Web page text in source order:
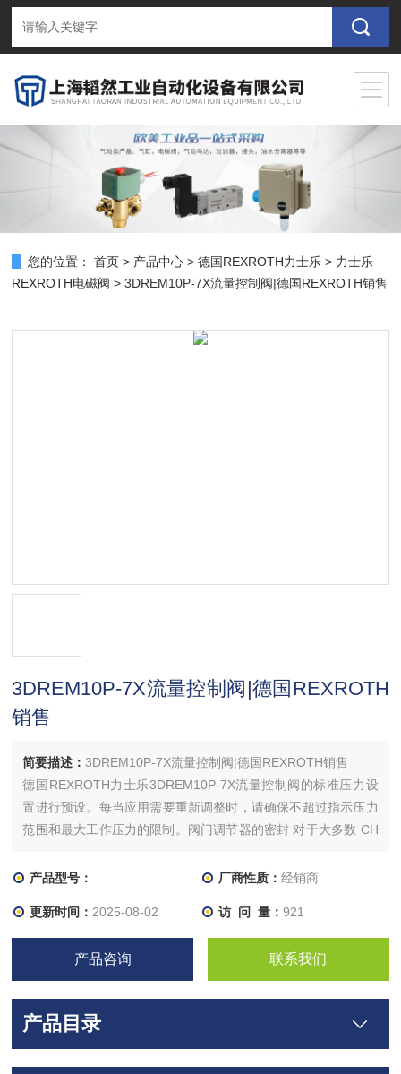
您的位置： 首页 > 产品中心 >德国REXROTH力士乐 > 力士乐
REXROTH电磁阀 > 3DREM10P-7X流量控制阀|德国REXROTH销售
3DREM10P-7X流量控制阀|德国REXROTH
销售
简要描述：3DREM10P-7X流量控制阀|德国REXROTH销售
德国REXROTH力士乐3DREM10P-7X流量控制阀的标准压力设
置进行预设。每当应用需要重新调整时，请确保不超过指示压力
范围和最大工作压力的限制。阀门调节器的密封 对于大多数 CH
阀门可在工厂密封。有来自于细节的设计都要充分考虑到它能否
产品型号： 厂商性质： 经销商
更新时间： 2025-08-02 访 问 量： 921
产品咨询 联系我们
产品目录